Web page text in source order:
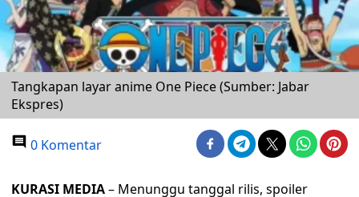
Tangkapan layar anime One Piece (Sumber: Jabar
Ekspres)
0 Komentar
KURASI MEDIA– Menunggu tanggal rilis, spoiler